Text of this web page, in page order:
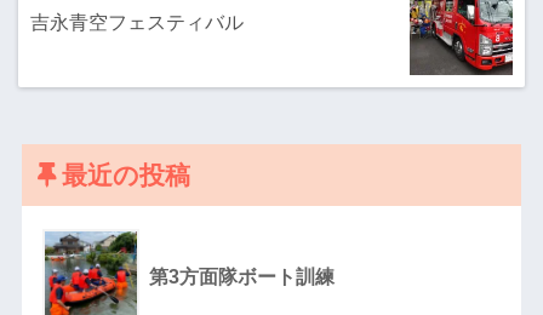
吉永青空フェスティバル
最近の投稿
第3方面隊ボート訓練